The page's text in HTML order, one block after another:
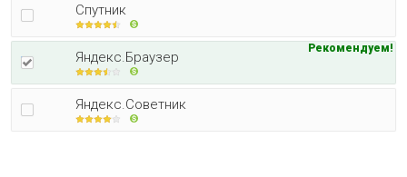
Спутник
Яндекс.Браузер
Рекомендуем!
Яндекс.Советник